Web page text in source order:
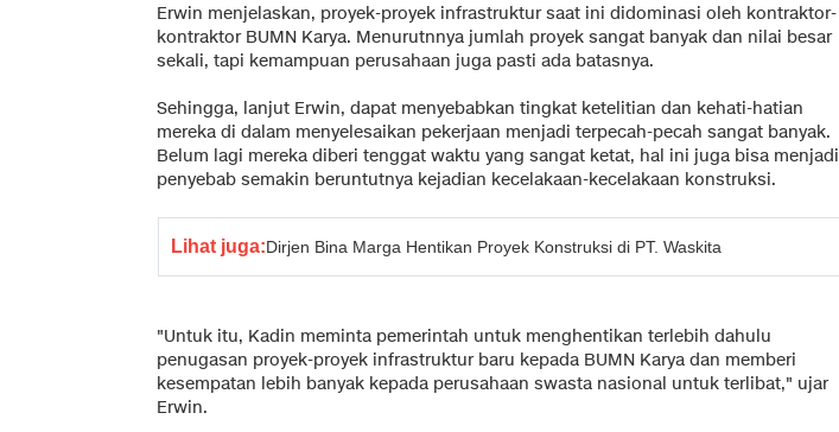
Erwin menjelaskan, proyek-proyek infrastruktur saat ini didominasi oleh kontraktor-
kontraktor BUMN Karya. Menurutnnya jumlah proyek sangat banyak dan nilai besar
sekali, tapi kemampuan perusahaan juga pasti ada batasnya.
Sehingga, lanjut Erwin, dapat menyebabkan tingkat ketelitian dan kehati-hatian
mereka di dalam menyelesaikan pekerjaan menjadi terpecah-pecah sangat banyak.
Belum lagi mereka diberi tenggat waktu yang sangat ketat, hal ini juga bisa menjadi
penyebab semakin beruntutnya kejadian kecelakaan-kecelakaan konstruksi.
Lihat juga:Dirjen Bina Marga Hentikan Proyek Konstruksi di PT. Waskita
"Untuk itu, Kadin meminta pemerintah untuk menghentikan terlebih dahulu
penugasan proyek-proyek infrastruktur baru kepada BUMN Karya dan memberi
kesempatan lebih banyak kepada perusahaan swasta nasional untuk terlibat," ujar
Erwin.